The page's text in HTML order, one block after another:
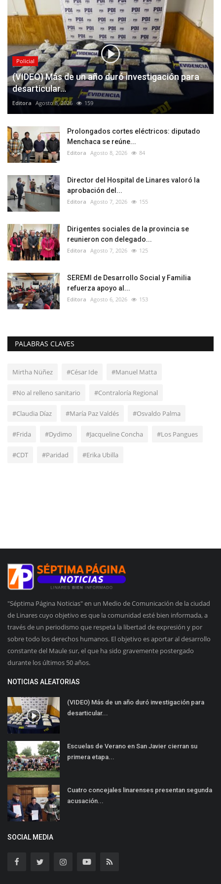
Policial
(VIDEO) Más de un año duró investigación para
desarticular...
Editora Agosto 8, 2026 159
Prolongados cortes eléctricos: diputado
Menchaca se reúne...
Editora Agosto 8, 2026 84
Director del Hospital de Linares valoró la
aprobación del...
Editora Agosto 7, 2026 155
Dirigentes sociales de la provincia se
reunieron con delegado...
Editora Agosto 7, 2026 125
SEREMI de Desarrollo Social y Familia
refuerza apoyo al...
Editora Agosto 6, 2026 153
PALABRAS CLAVES
Mirtha Nüñez #César Ide #Manuel Matta
#No al relleno sanitario #Contraloría Regional
#Claudia Díaz #María Paz Valdés #Osvaldo Palma
#Frida #Dydimo #Jacqueline Concha #Los Pangues
#CDT #Paridad #Erika Ubilla
"Séptima Página Noticias" en un Medio de Comunicación de la ciudad
de Linares cuyo objetivo es que la comunidad esté bien informada, a
través de un periodismo que respeta la libertad de expresión y por
sobre todo los derechos humanos. El objetivo es aportar al desarrollo
constante del Maule sur, el que ha sido gravemente postergado
durante los últimos 50 años.
NOTICIAS ALEATORIAS
(VIDEO) Más de un año duró investigación para
desarticular...
Escuelas de Verano en San Javier cierran su
primera etapa...
Cuatro concejales linarenses presentan segunda
acusación...
SOCIAL MEDIA